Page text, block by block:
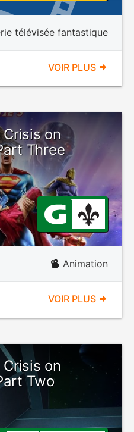
télévisée fantastique
VOIR PLUS
on
Three
Animation
VOIR PLUS
on
Two